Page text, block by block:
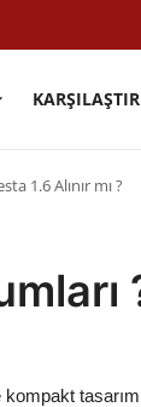
1.6 Alınır mı ?